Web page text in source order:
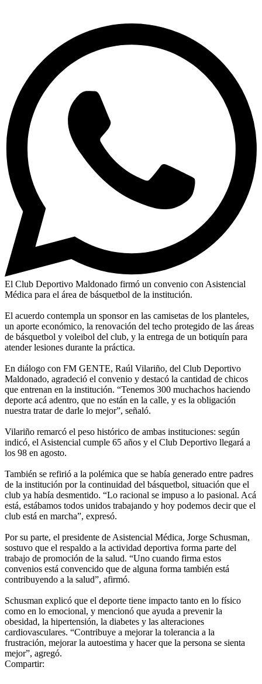
El Club Deportivo Maldonado firmó un convenio con Asistencial
Médica para el área de básquetbol de la institución.
El acuerdo contempla un sponsor en las camisetas de los planteles,
un aporte económico, la renovación del techo protegido de las áreas
de básquetbol y voleibol del club, y la entrega de un botiquín para
atender lesiones durante la práctica.
En diálogo con FM GENTE, Raúl Vilariño, del Club Deportivo
Maldonado, agradeció el convenio y destacó la cantidad de chicos
que entrenan en la institución. “Tenemos 300 muchachos haciendo
deporte acá adentro, que no están en la calle, y es la obligación
nuestra tratar de darle lo mejor”, señaló.
Vilariño remarcó el peso histórico de ambas instituciones: según
indicó, el Asistencial cumple 65 años y el Club Deportivo llegará a
los 98 en agosto.
También se refirió a la polémica que se había generado entre padres
de la institución por la continuidad del básquetbol, situación que el
club ya había desmentido. “Lo racional se impuso a lo pasional. Acá
está, estábamos todos unidos trabajando y hoy podemos decir que el
club está en marcha”, expresó.
Por su parte, el presidente de Asistencial Médica, Jorge Schusman,
sostuvo que el respaldo a la actividad deportiva forma parte del
trabajo de promoción de la salud. “Uno cuando firma estos
convenios está convencido que de alguna forma también está
contribuyendo a la salud”, afirmó.
Schusman explicó que el deporte tiene impacto tanto en lo físico
como en lo emocional, y mencionó que ayuda a prevenir la
obesidad, la hipertensión, la diabetes y las alteraciones
cardiovasculares. “Contribuye a mejorar la tolerancia a la
frustración, mejorar la autoestima y hacer que la persona se sienta
mejor”, agregó.
Compartir: